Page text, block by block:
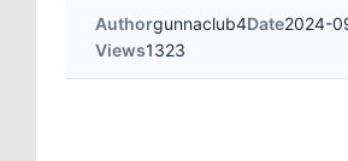
Authorgunnaclub4Date2024-
Views1323